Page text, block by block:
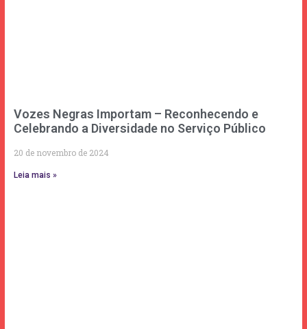
Vozes Negras Importam – Reconhecendo e
Celebrando a Diversidade no Serviço Público
20 de novembro de 2024
Leia mais »